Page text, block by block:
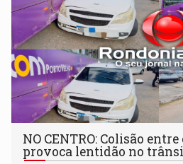
NO CENTRO: Colisão
provoca lentidão no